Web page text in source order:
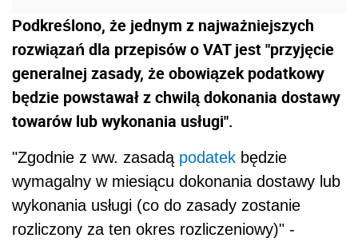
Podkreślono, że jednym z najważniejszych
rozwiązań dla przepisów o VAT jest "przyjęcie
generalnej zasady, że obowiązek podatkowy
będzie powstawał z chwilą dokonania dostawy
towarów lub wykonania usługi".
"Zgodnie z ww. zasadą podatek będzie
wymagalny w miesiącu dokonania dostawy lub
wykonania usługi (co do zasady zostanie
rozliczony za ten okres rozliczeniowy)" -